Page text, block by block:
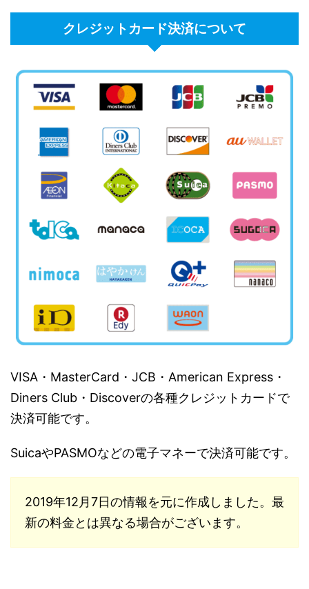
クレジットカード決済について
VISA・MasterCard・JCB・American Express・
Diners Club・Discoverの各種クレジットカードで
決済可能です。
SuicaやPASMOなどの電子マネーで決済可能です。
2019年12月7日の情報を元に作成しました。最
新の料金とは異なる場合がございます。